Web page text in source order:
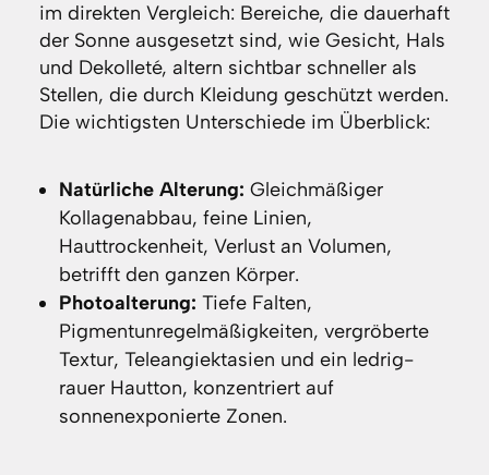
im direkten Vergleich: Bereiche, die dauerhaft
der Sonne ausgesetzt sind, wie Gesicht, Hals
und Dekolleté, altern sichtbar schneller als
Stellen, die durch Kleidung geschützt werden.
Die wichtigsten Unterschiede im Überblick:
Natürliche Alterung: Gleichmäßiger
Kollagenabbau, feine Linien,
Hauttrockenheit, Verlust an Volumen,
betrifft den ganzen Körper.
Photoalterung: Tiefe Falten,
Pigmentunregelmäßigkeiten, vergröberte
Textur, Teleangiektasien und ein ledrig-
rauer Hautton, konzentriert auf
sonnenexponierte Zonen.